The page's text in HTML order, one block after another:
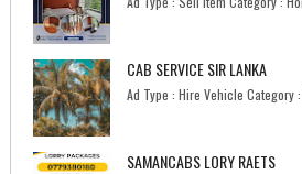
CAB SERVICE SIR LANKA
Ad Type : Hire Vehicle Category :
SAMANCABS LORY RAETS